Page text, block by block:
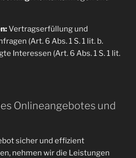
Vertragserfüllung und
(Art. 6 Abs. 1 S. 1 lit. b.
Interessen (Art. 6 Abs. 1 S. 1 lit.
Onlineangebotes und
sicher und effizient
nehmen wir die Leistungen